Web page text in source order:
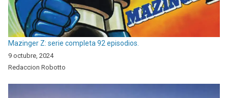
Mazinger Z: serie completa 92 episodios.
9 octubre, 2024
Redaccion Robotto